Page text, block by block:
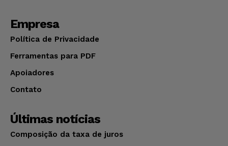
Empresa
Política de Privacidade
Ferramentas para PDF
Apoiadores
Contato
Últimas notícias
Composição da taxa de juros